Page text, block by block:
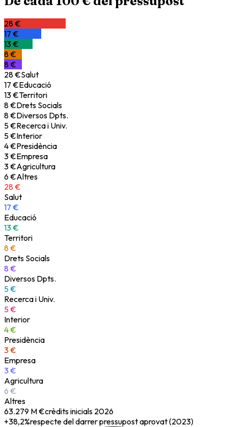
28€
17 €
13 €
8 €
8€
28€Salut
17 €Educació
13€Territori
8€Drets Socials
8€Diversos Dpts.
5€Recerca i Univ.
5€Interior
4€Presidència
3€Empresa
3€Agricultura
6€Altres
28 €
Salut
17 €
Educació
13€
Territori
8€
Drets Socials
8 €
Diversos Dpts.
5€
Recerca i Univ.
5€
Interior
4€
Presidència
3€
Empresa
3 €
Agricultura
6 €
Altres
63.279 M €crèdits inicials 2026
+38,2%respecte del darrer pressupost aprovat (2023)